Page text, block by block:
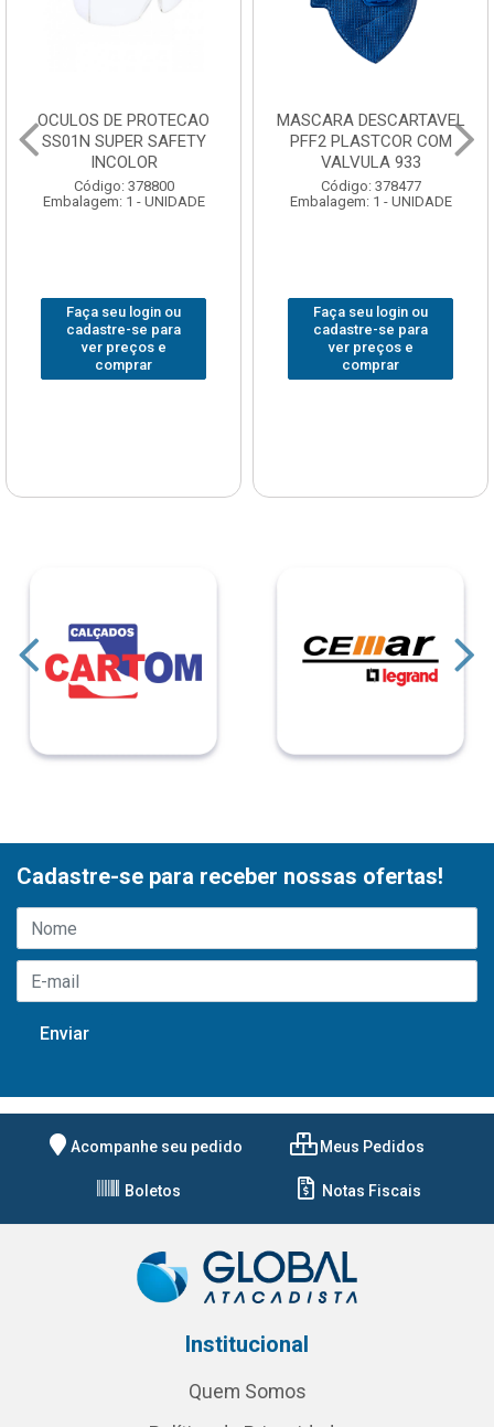
OCULOS DE PROTECAO
SS01N SUPER SAFETY
INCOLOR
Código: 378800
Embalagem: 1 - UNIDADE
Faça seu login ou
cadastre-se para
ver preços e
comprar
MASCARA DESCARTAVEL
PFF2 PLASTCOR COM
VALVULA 933
Código: 378477
Embalagem: 1 - UNIDADE
Faça seu login ou
cadastre-se para
ver preços e
comprar
Cadastre-se para receber nossas ofertas!
Acompanhe seu pedido Meus Pedidos
Boletos Notas Fiscais
Institucional
Quem Somos